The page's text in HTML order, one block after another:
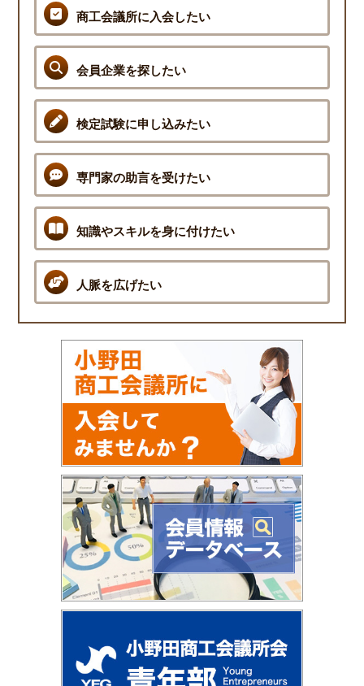
商工会議所に入会したい
会員企業を探したい
検定試験に申し込みたい
専門家の助言を受けたい
知識やスキルを身に付けたい
人脈を広げたい